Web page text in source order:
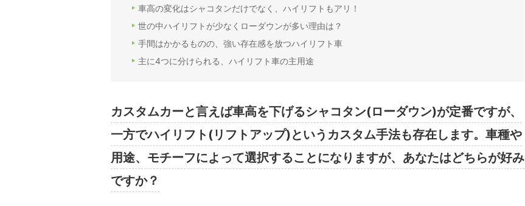
車高の変化はシャコタンだけでなく、ハイリフトもアリ！
世の中ハイリフトが少なくローダウンが多い理由は？
手間はかかるものの、強い存在感を放つハイリフト車
主に4つに分けられる、ハイリフト車の主用途
カスタムカーと言えば車高を下げるシャコタン(ローダウン)が定番ですが、
一方でハイリフト(リフトアップ)というカスタム手法も存在します。車種や
用途、モチーフによって選択することになりますが、あなたはどちらが好み
ですか？